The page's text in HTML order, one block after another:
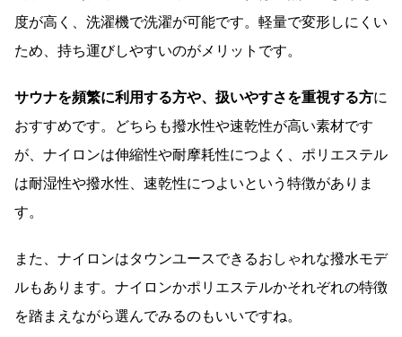
度が高く、洗濯機で洗濯が可能です。軽量で変形しにくい
ため、持ち運びしやすいのがメリットです。
サウナを頻繁に利用する方や、扱いやすさを重視する方に
おすすめです。どちらも撥水性や速乾性が高い素材です
が、ナイロンは伸縮性や耐摩耗性につよく、ポリエステル
は耐湿性や撥水性、速乾性につよいという特徴がありま
す。
また、ナイロンはタウンユースできるおしゃれな撥水モデ
ルもあります。ナイロンかポリエステルかそれぞれの特徴
を踏まえながら選んでみるのもいいですね。